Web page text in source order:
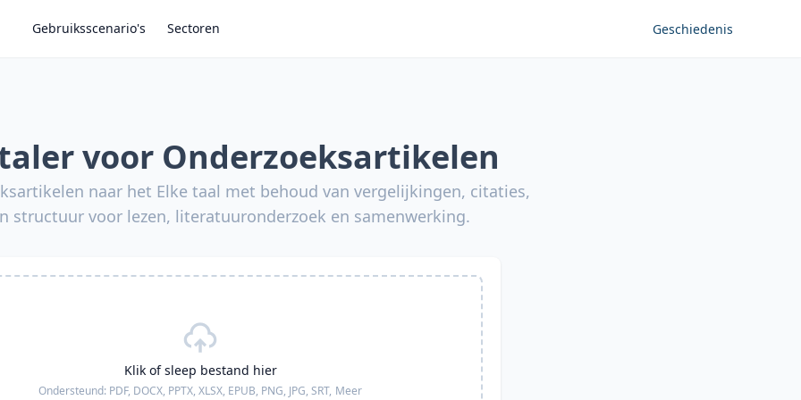
Gebruiksscenario's Sectoren Geschiedenis
voor Onderzoeksartikelen
naar het Elke taal met behoud van vergelijkingen, citaties,
structuur voor lezen, literatuuronderzoek en samenwerking.
Klik of sleep bestand hier
Ondersteund: PDF, DOCX, PPTX, XLSX, EPUB, PNG, JPG, SRT, Meer